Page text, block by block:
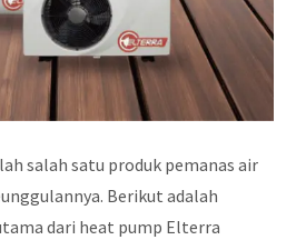
salah satu produk pemanas air
Berikut adalah
dari heat pump Elterra